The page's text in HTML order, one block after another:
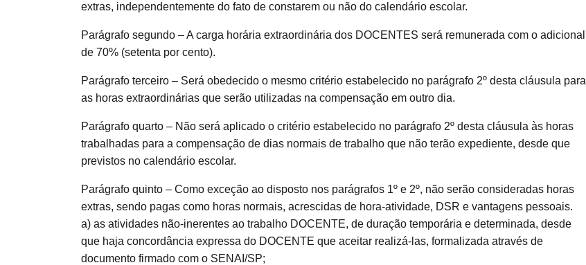
extras, independentemente do fato de constarem ou não do calendário escolar.
Parágrafo segundo – A carga horária extraordinária dos DOCENTES será remunerada com o adicional
de 70% (setenta por cento).
Parágrafo terceiro – Será obedecido o mesmo critério estabelecido no parágrafo 2º desta cláusula para
as horas extraordinárias que serão utilizadas na compensação em outro dia.
Parágrafo quarto – Não será aplicado o critério estabelecido no parágrafo 2º desta cláusula às horas
trabalhadas para a compensação de dias normais de trabalho que não terão expediente, desde que
previstos no calendário escolar.
Parágrafo quinto – Como exceção ao disposto nos parágrafos 1º e 2º, não serão consideradas horas
extras, sendo pagas como horas normais, acrescidas de hora-atividade, DSR e vantagens pessoais.
a) as atividades não-inerentes ao trabalho DOCENTE, de duração temporária e determinada, desde
que haja concordância expressa do DOCENTE que aceitar realizá-las, formalizada através de
documento firmado com o SENAI/SP;